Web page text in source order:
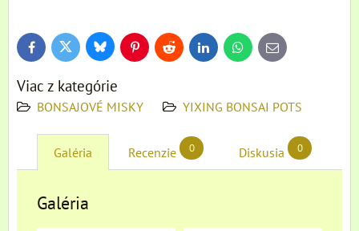
FacebookTwitter BlueskyPinterestReddit LinkedInWhatsApp
E-
mail
Viac z kategórie
BONSAJOVÉ MISKY YIXING BONSAI POTS
Galéria Recenzie 0 Diskusia 0
Galéria